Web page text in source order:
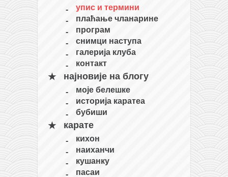
упис и термини
плаћање чланарине
програм
снимци наступа
галерија клуба
контакт
најновије на блогу
моје белешке
историја каратеа
бубиши
карате
кихон
наиханчи
кушанку
пасаи